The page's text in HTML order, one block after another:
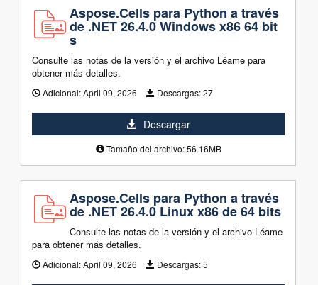
Aspose.Cells para Python a través
de .NET 26.4.0 Windows x86 64 bit
s
Consulte las notas de la versión y el archivo Léame para
obtener más detalles.
Adicional:April 09, 2026 Descargas:27
Descargar
Tamaño del archivo: 56.16MB
Aspose.Cells para Python a través
de .NET 26.4.0 Linux x86 de 64 bits
Consulte las notas de la versión y el archivo Léame
para obtener más detalles.
Adicional:April 09, 2026 Descargas:5